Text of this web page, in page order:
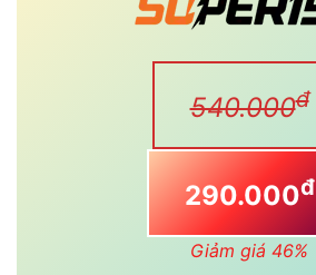
540.000đ
290.000đ
Giảm giá 46%